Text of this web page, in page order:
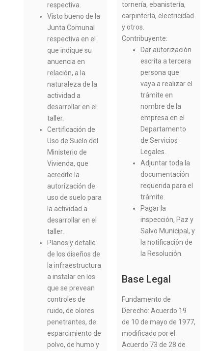
respectiva.
Visto bueno de la
Junta Comunal
respectiva en el
que indique su
anuencia en
relación, a la
naturaleza de la
actividad a
desarrollar en el
taller.
Certificación de
Uso de Suelo del
Ministerio de
Vivienda, que
acredite la
autorización de
uso de suelo para
la actividad a
desarrollar en el
taller.
Planos y detalle
de los diseños de
la infraestructura
a instalar en los
que se prevean
controles de
ruido, de olores
penetrantes, de
esparcimiento de
polvo, de humo y
tornería, ebanistería,
carpintería, electricidad
y otros.
Contribuyente:
Dar autorización
escrita a tercera
persona que
vaya a realizar el
trámite en
nombre de la
empresa en el
Departamento
de Servicios
Legales.
Adjuntar toda la
documentación
requerida para el
trámite.
Pagar la
inspección, Paz y
Salvo Municipal, y
la notificación de
la Resolución.
Base Legal
Fundamento de
Derecho: Acuerdo 19
de 10 de mayo de 1977,
modificado por el
Acuerdo 73 de 28 de